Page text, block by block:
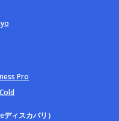
Pro
ィスカバリ）